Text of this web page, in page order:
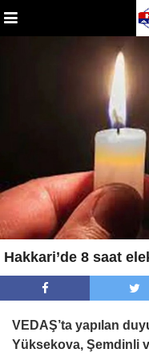
Hakkari’de 8 saat
VEDAŞ’ta yapılan
Yüksekova, Şemdinli